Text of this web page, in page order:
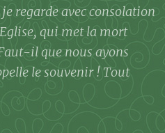
regarde avec consolation
qui met la mort
il que nous ayons
le souvenir ! Tout